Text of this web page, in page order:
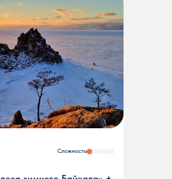
Сложность